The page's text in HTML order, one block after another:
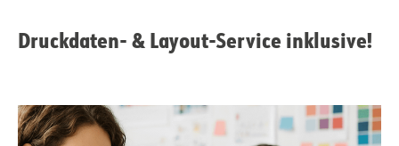
Druckdaten- & Layout-Service inklusive!